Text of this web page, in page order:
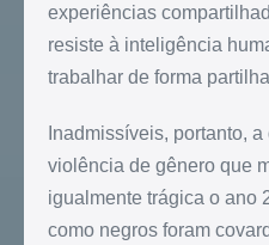
experiências
resiste à inteligência
trabalhar de forma
Inadmissíveis, portanto,
violência de gênero que
igualmente trágica o ano
como negros foram